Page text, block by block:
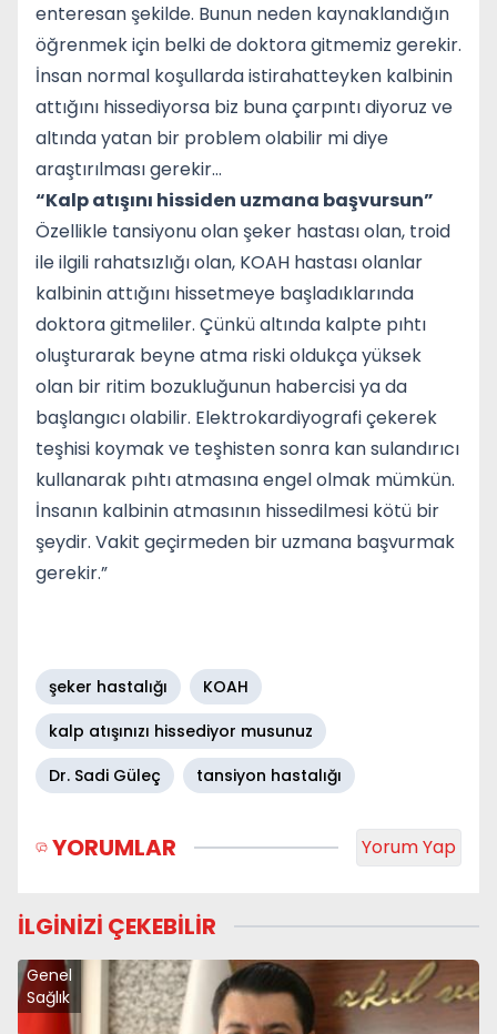
enteresan şekilde. Bunun neden kaynaklandığın
öğrenmek için belki de doktora gitmemiz gerekir.
İnsan normal koşullarda istirahatteyken kalbinin
attığını hissediyorsa biz buna çarpıntı diyoruz ve
altında yatan bir problem olabilir mi diye
araştırılması gerekir…
“Kalp atışını hissiden uzmana başvursun”
Özellikle tansiyonu olan şeker hastası olan, troid
ile ilgili rahatsızlığı olan, KOAH hastası olanlar
kalbinin attığını hissetmeye başladıklarında
doktora gitmeliler. Çünkü altında kalpte pıhtı
oluşturarak beyne atma riski oldukça yüksek
olan bir ritim bozukluğunun habercisi ya da
başlangıcı olabilir. Elektrokardiyografi çekerek
teşhisi koymak ve teşhisten sonra kan sulandırıcı
kullanarak pıhtı atmasına engel olmak mümkün.
İnsanın kalbinin atmasının hissedilmesi kötü bir
şeydir. Vakit geçirmeden bir uzmana başvurmak
gerekir.”
şeker hastalığı
KOAH
kalp atışınızı hissediyor musunuz
Dr. Sadi Güleç
tansiyon hastalığı
YORUMLAR Yorum Yap
İLGİNİZİ ÇEKEBİLİR
Genel
Sağlık